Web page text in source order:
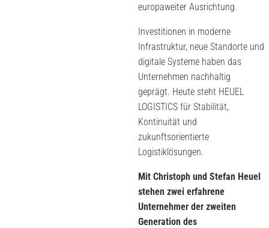
europaweiter Ausrichtung.
Investitionen in moderne
Infrastruktur, neue Standorte und
digitale Systeme haben das
Unternehmen nachhaltig
geprägt. Heute steht HEUEL
LOGISTICS für Stabilität,
Kontinuität und
zukunftsorientierte
Logistiklösungen.
Mit Christoph und Stefan Heuel
stehen zwei erfahrene
Unternehmer der zweiten
Generation des